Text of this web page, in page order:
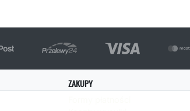
ZAKUPY